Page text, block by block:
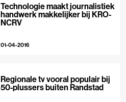
Technologie maakt journalistiek
handwerk makkelijker bij KRO-
NCRV
01-04-2016
Regionale tv vooral populair bij
50-plussers buiten Randstad